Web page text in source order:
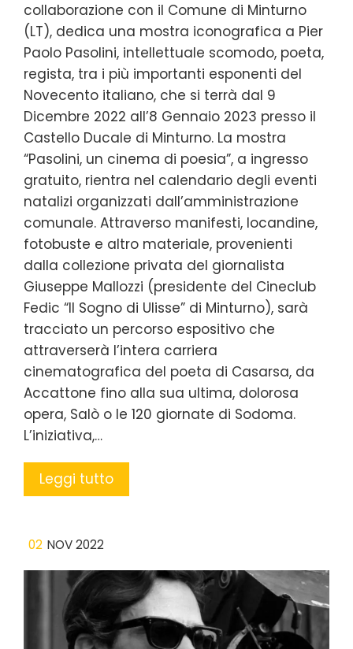
collaborazione con il Comune di Minturno
(LT), dedica una mostra iconografica a Pier
Paolo Pasolini, intellettuale scomodo, poeta,
regista, tra i più importanti esponenti del
Novecento italiano, che si terrà dal 9
Dicembre 2022 all’8 Gennaio 2023 presso il
Castello Ducale di Minturno. La mostra
“Pasolini, un cinema di poesia”, a ingresso
gratuito, rientra nel calendario degli eventi
natalizi organizzati dall’amministrazione
comunale. Attraverso manifesti, locandine,
fotobuste e altro materiale, provenienti
dalla collezione privata del giornalista
Giuseppe Mallozzi (presidente del Cineclub
Fedic “Il Sogno di Ulisse” di Minturno), sarà
tracciato un percorso espositivo che
attraverserà l’intera carriera
cinematografica del poeta di Casarsa, da
Accattone fino alla sua ultima, dolorosa
opera, Salò o le 120 giornate di Sodoma.
L’iniziativa,…
Leggi tutto
02 NOV 2022